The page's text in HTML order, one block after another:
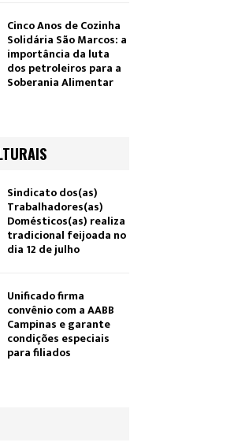
Cinco Anos de Cozinha
Solidária São Marcos: a
importância da luta
dos petroleiros para a
Soberania Alimentar
Sindicato dos(as)
Trabalhadores(as)
Domésticos(as) realiza
tradicional feijoada no
dia 12 de julho
Unificado firma
convênio com a AABB
Campinas e garante
condições especiais
para filiados